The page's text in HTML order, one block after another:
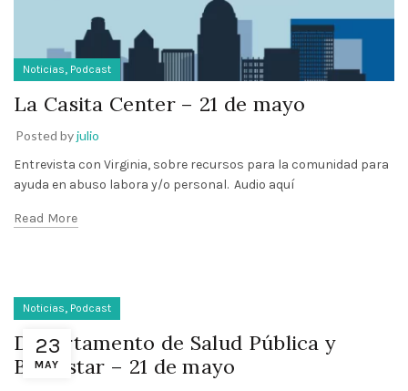
Noticias, Podcast
La Casita Center – 21 de mayo
Posted byjulio
Entrevista con Virginia, sobre recursos para la comunidad para
ayuda en abuso labora y/o personal. Audio aquí
Read More
23
MAY
Noticias, Podcast
Departamento de Salud Pública y
Bienestar – 21 de mayo